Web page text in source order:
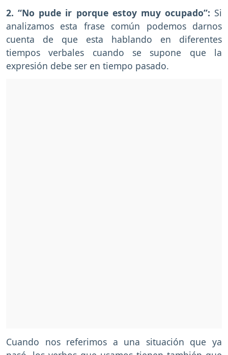
2. “No pude ir porque estoy muy ocupado”: Si
analizamos esta frase común podemos darnos
cuenta de que esta hablando en diferentes
tiempos verbales cuando se supone que la
expresión debe ser en tiempo pasado.
Cuando nos referimos a una situación que ya